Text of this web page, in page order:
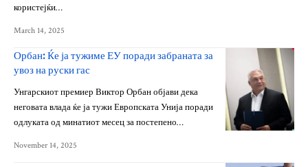
користејќи…
March 14, 2025
Орбан: Ќе ја тужиме ЕУ поради забраната за
увоз на руски гас
Унгарскиот премиер Виктор Орбан објави дека
неговата влада ќе ја тужи Европската Унија поради
одлуката од минатиот месец за постепено…
November 14, 2025